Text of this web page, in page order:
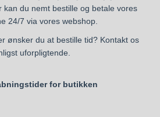
kan du nemt bestille og betale vores
24/7 via vores webshop.
ønsker du at bestille tid? Kontakt os
uforpligtende.
for butikken